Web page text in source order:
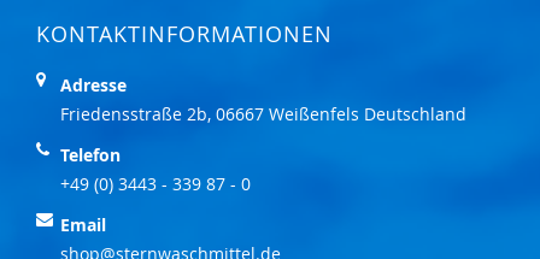
KONTAKTINFORMATIONEN
Adresse
Friedensstraße 2b, 06667 Weißenfels Deutschland
Telefon
+49 (0) 3443 - 339 87 - 0
Email
shop@sternwaschmittel.de